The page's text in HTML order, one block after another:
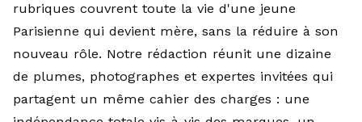
rubriques couvrent toute la vie d'une jeune
Parisienne qui devient mère, sans la réduire à son
nouveau rôle. Notre rédaction réunit une dizaine
de plumes, photographes et expertes invitées qui
partagent un même cahier des charges : une